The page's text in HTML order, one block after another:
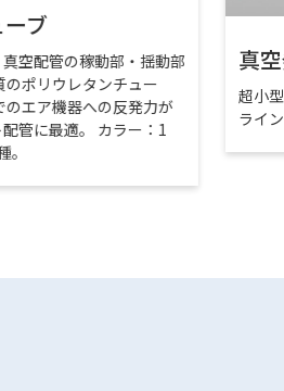
ブ
空配管の稼動部・揺動部
のポリウレタンチュー
のエア機器への反発力が
管に最適。 カラー：1
真
超小
ライ